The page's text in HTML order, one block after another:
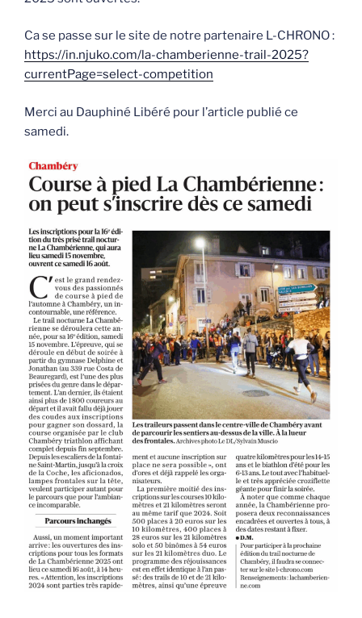
Ca se passe sur le site de notre partenaire L-CHRONO :
https://in.njuko.com/la-chamberienne-trail-2025?
currentPage=select-competition
Merci au Dauphiné Libéré pour l’article publié ce
samedi.